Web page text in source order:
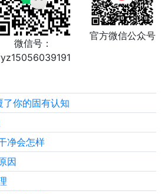
微信号：
官方微信公众号
你的固有认知
净会怎样
因